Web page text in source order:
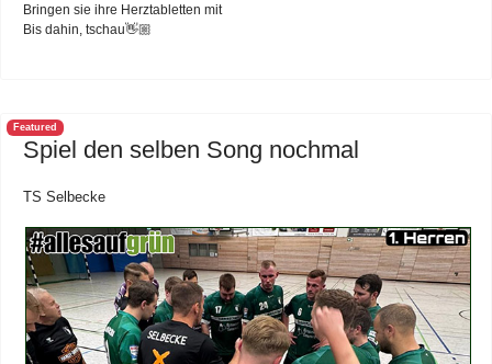
Bringen sie ihre Herztabletten mit
Bis dahin, tschau👋🏼
Featured
Spiel den selben Song nochmal
TS Selbecke